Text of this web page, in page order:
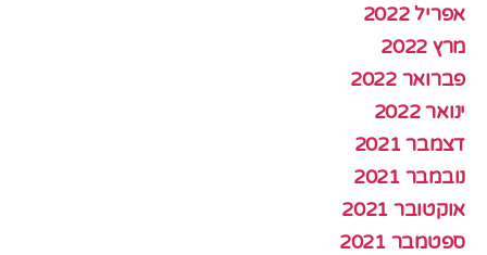
אפריל 2022
מרץ 2022
פברואר 2022
ינואר 2022
דצמבר 2021
נובמבר 2021
אוקטובר 2021
ספטמבר 2021